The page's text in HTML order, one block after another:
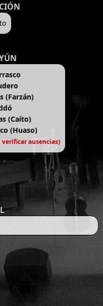
(Farzán)
(Caíto)
(Huaso)
ausencias)